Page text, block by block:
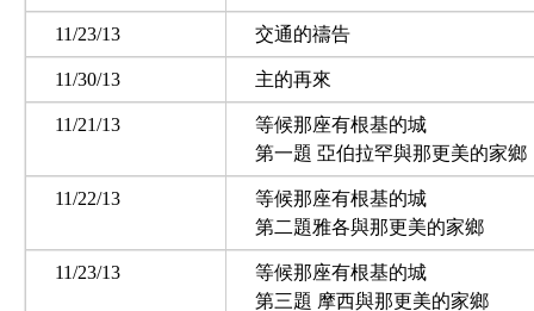
11/23/13 交通的禱告
11/30/13 主的再來
11/21/13
等候那座有根基的城
第一題 亞伯拉罕與那更美的家鄉
11/22/13
等候那座有根基的城
第二題雅各與那更美的家鄉
11/23/13
等候那座有根基的城
第三題 摩西與那更美的家鄉